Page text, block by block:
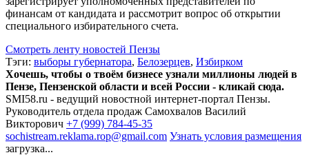
финансам от кандидата и рассмотрит вопрос об открытии
специального избирательного счета.
Смотреть ленту новостей Пензы
Тэги: выборы губернатора, Белозерцев, Избирком
Хочешь, чтобы о твоём бизнесе узнали миллионы людей в
Пензе, Пензенской области и всей России - кликай сюда.
SMI58.ru - ведущий новостной интернет-портал Пензы.
Руководитель отдела продаж Самохвалов Василий
Викторович +7 (999) 784-45-35
sochistream.reklama.rop@gmail.com Узнать условия размещения
загрузка...